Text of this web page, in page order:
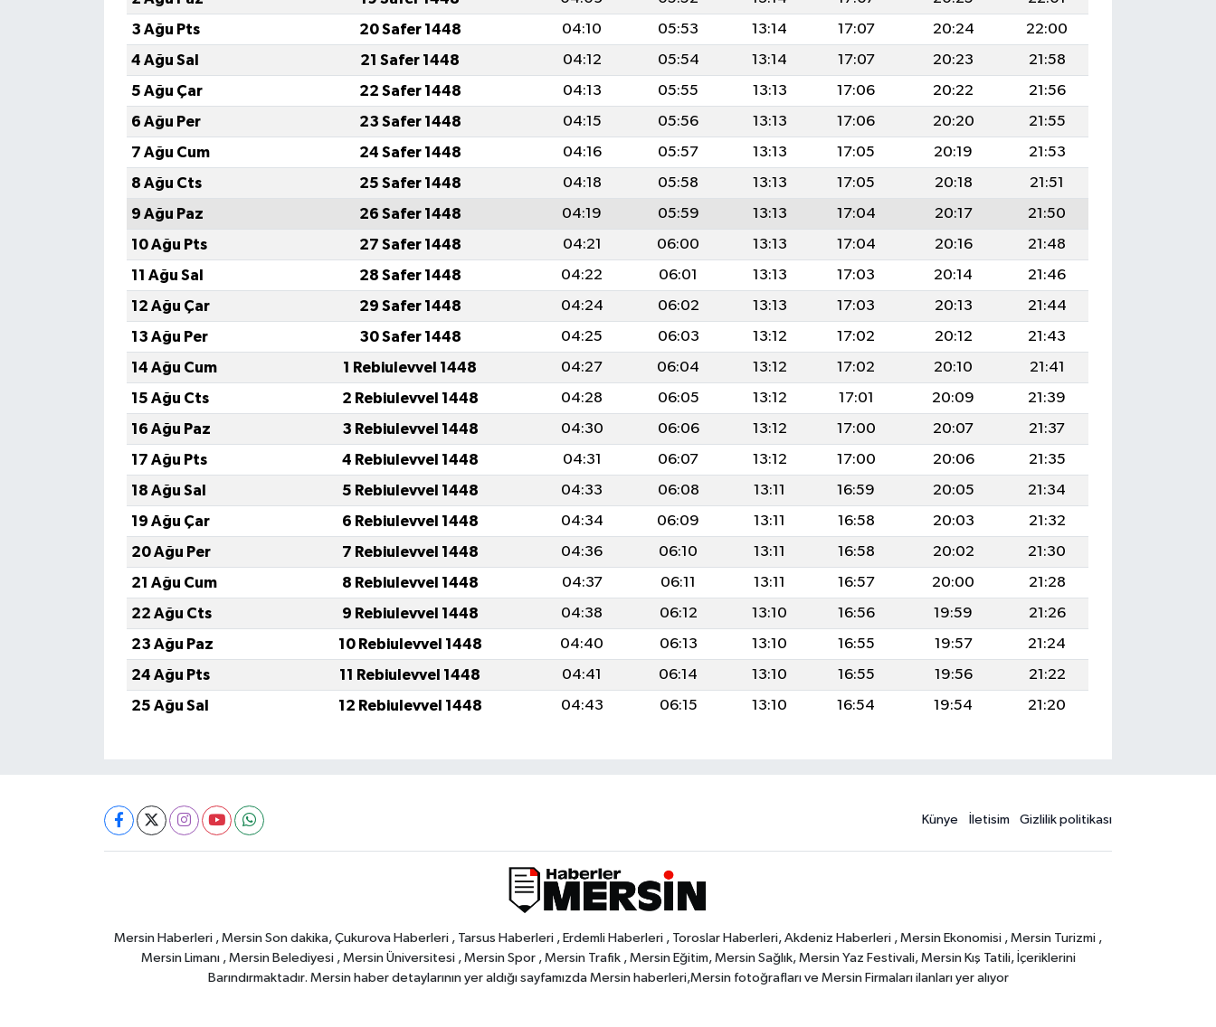
3 Ağu Pts
20 Safer 1448 04:10 05:53 13:14 17:07 20:24
22:00
4 Ağu Sal
21 Safer 1448 04:12 05:54 13:14 17:07 20:23
21:58
5 Ağu Çar
22 Safer 1448 04:13 05:55 13:13 17:06 20:22
21:56
6 Ağu Per
23 Safer 1448 04:15 05:56 13:13 17:06 20:20
21:55
7 Ağu Cum
24 Safer 1448 04:16 05:57 13:13 17:05 20:19
21:53
8 Ağu Cts
25 Safer 1448 04:18 05:58 13:13 17:05 20:18
21:51
9 Ağu Paz
26 Safer 1448 04:19 05:59 13:13 17:04 20:17
21:50
10 Ağu Pts
27 Safer 1448 04:21 06:00 13:13 17:04 20:16
21:48
11 Ağu Sal
28 Safer 1448 04:22 06:01 13:13 17:03 20:14
21:46
12 Ağu Çar
29 Safer 1448 04:24 06:02 13:13 17:03 20:13
21:44
13 Ağu Per
30 Safer 1448 04:25 06:03 13:12 17:02 20:12
21:43
14 Ağu Cum
1 Rebiulevvel 1448 04:27 06:04 13:12 17:02 20:10
21:41
15 Ağu Cts
2 Rebiulevvel 1448 04:28 06:05 13:12 17:01 20:09
21:39
16 Ağu Paz
3 Rebiulevvel 1448 04:30 06:06 13:12 17:00 20:07
21:37
17 Ağu Pts
4 Rebiulevvel 1448 04:31 06:07 13:12 17:00 20:06
21:35
18 Ağu Sal
5 Rebiulevvel 1448 04:33 06:08 13:11 16:59 20:05
21:34
19 Ağu Çar
6 Rebiulevvel 1448 04:34 06:09 13:11 16:58 20:03
21:32
20 Ağu Per
7 Rebiulevvel 1448 04:36 06:10 13:11 16:58 20:02
21:30
21 Ağu Cum
8 Rebiulevvel 1448 04:37 06:11 13:11 16:57 20:00
21:28
22 Ağu Cts
9 Rebiulevvel 1448 04:38 06:12 13:10 16:56 19:59
21:26
23 Ağu Paz
10 Rebiulevvel 1448 04:40 06:13 13:10 16:55 19:57
21:24
24 Ağu Pts
11 Rebiulevvel 1448 04:41 06:14 13:10 16:55 19:56
21:22
25 Ağu Sal
12 Rebiulevvel 1448 04:43 06:15 13:10 16:54 19:54 21:20
Künye İletisim Gizlilik politikası
Mersin Haberleri , Mersin Son dakika, Çukurova Haberleri , Tarsus Haberleri , Erdemli Haberleri , Toroslar Haberleri, Akdeniz Haberleri , Mersin Ekonomisi , Mersin Turizmi ,
Mersin Limanı , Mersin Belediyesi , Mersin Üniversitesi , Mersin Spor , Mersin Trafik , Mersin Eğitim, Mersin Sağlık, Mersin Yaz Festivali, Mersin Kış Tatili, İçeriklerini
Barındırmaktadır. Mersin haber detaylarının yer aldığı sayfamızda Mersin haberleri,Mersin fotoğrafları ve Mersin Firmaları ilanları yer alıyor